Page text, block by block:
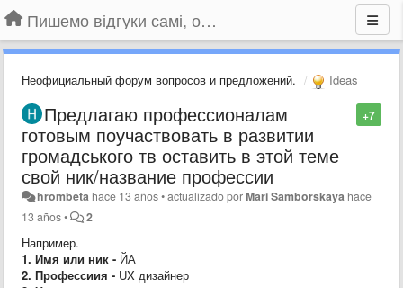
Пишемо відгуки самі, обговорюємо інші ідеї та пропозиції до Громадського Телебачення
Неофициальный форум вопросов и предложений. Ideas
+7
Предлагаю профессионалам
готовым поучаствовать в развитии
громадського тв оставить в этой теме
свой ник/название профессии
hrombeta hace 13 años•actualizado porMari Samborskaya hace
13 años• 2
Например.
1. Имя или ник - ЙА
2. Профессиия - UX дизайнер